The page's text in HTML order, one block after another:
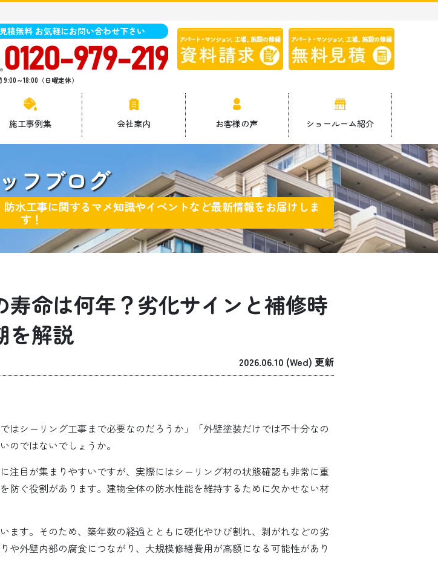
見積無料 お気軽にお問い合わせ下さい
0120-979-219
9:00～18:00（日曜定休）
施工事例集 会社案内 お客様の声 ショールーム紹介
フブログ
水工事に関するマメ知識やイベントなど最新情報をお届けしま
す！
命は何年？劣化サインと補修時
を解説
2026.06.10 (Wed) 更新
はシーリング工事まで必要なのだろうか」「外壁塗装だけでは不十分なの
のではないでしょうか。
注目が集まりやすいですが、実際にはシーリング材の状態確認も非常に重
防ぐ役割があります。建物全体の防水性能を維持するために欠かせない材
ます。そのため、築年数の経過とともに硬化やひび割れ、剥がれなどの劣
外壁内部の腐食につながり、大規模修繕費用が高額になる可能性があり